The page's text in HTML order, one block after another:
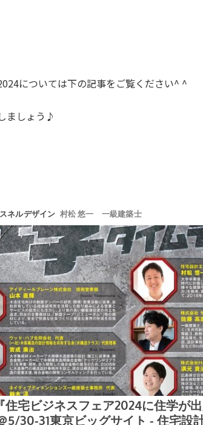
については下の記事をご覧ください^ ^
ましょう♪